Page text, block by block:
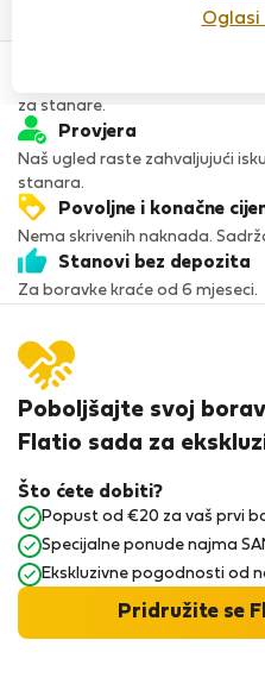
Oglasi
za stanare.
Provjera
Naš ugled raste zahvaljujući
stanara.
Povoljne i konačne
Nema skrivenih naknada.
Stanovi bez depozita
Za boravke kraće od 6 mjeseci.
Poboljšajte svoj
Flatio sada za
Što ćete dobiti?
Popust od €20 za vaš prvi
Specijalne ponude najma
Ekskluzivne pogodnosti od
Pridružite se